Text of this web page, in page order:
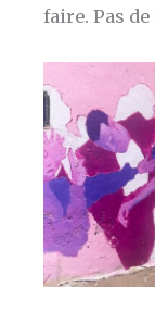
faire. Pas